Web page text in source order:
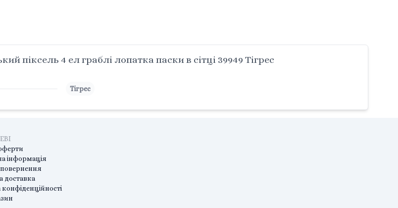
піксель 4 ел граблі лопатка паски в сітці 39949 Тігрес
Тігрес
інформація
доставка